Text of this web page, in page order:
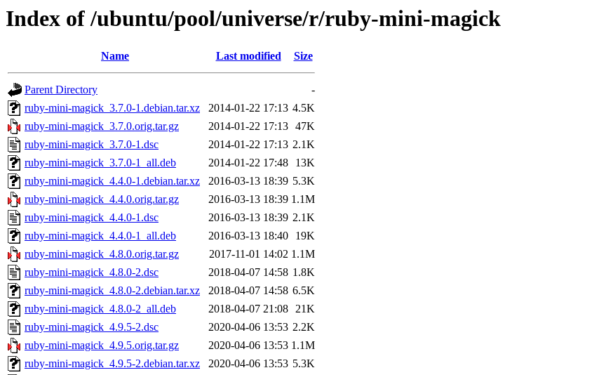
Index of /ubuntu/pool/universe/r/ruby-mini-magick
Name Last modified Size
Parent Directory
-
ruby-mini-magick_3.7.0-1.debian.tar.xz
2014-01-22 17:13 4.5K
ruby-mini-magick_3.7.0.orig.tar.gz
2014-01-22 17:13 47K
ruby-mini-magick_3.7.0-1.dsc
2014-01-22 17:13 2.1K
ruby-mini-magick_3.7.0-1_all.deb
2014-01-22 17:48
13K
ruby-mini-magick_4.4.0-1.debian.tar.xz
2016-03-13 18:39 5.3K
ruby-mini-magick_4.4.0.orig.tar.gz
2016-03-13 18:39 1.1M
ruby-mini-magick_4.4.0-1.dsc
2016-03-13 18:39 2.1K
ruby-mini-magick_4.4.0-1_all.deb
2016-03-13 18:40
19K
ruby-mini-magick_4.8.0.orig.tar.gz
2017-11-01 14:02 1.1M
ruby-mini-magick_4.8.0-2.dsc
2018-04-07 14:58 1.8K
ruby-mini-magick_4.8.0-2.debian.tar.xz
2018-04-07 14:58 6.5K
ruby-mini-magick_4.8.0-2_all.deb
2018-04-07 21:08 21K
ruby-mini-magick_4.9.5-2.dsc
2020-04-06 13:53 2.2K
ruby-mini-magick_4.9.5.orig.tar.gz
2020-04-06 13:53 1.1M
ruby-mini-magick_4.9.5-2.debian.tar.xz
2020-04-06 13:53 5.3K